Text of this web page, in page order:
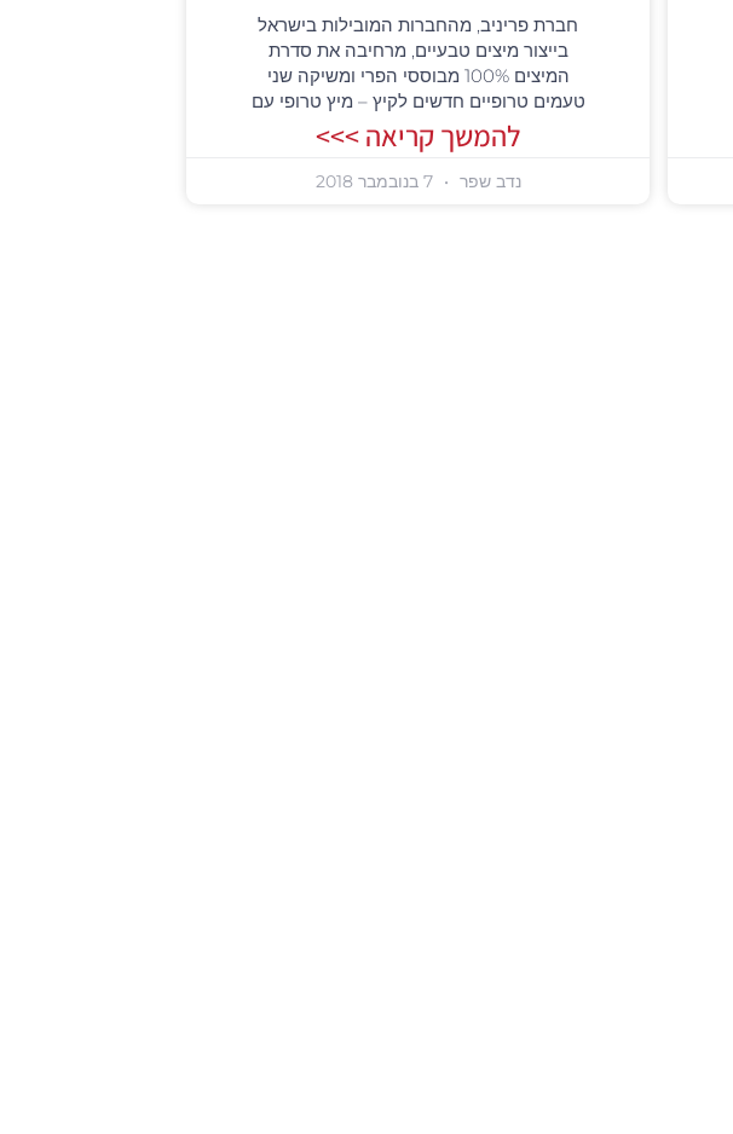
חברת פריניב, מהחברות המובילות בישראל
בייצור מיצים טבעיים, מרחיבה את סדרת
המיצים 100% מבוססי הפרי ומשיקה שני
טעמים טרופיים חדשים לקיץ – מיץ טרופי עם
להמשך קריאה >>>
נדב שפר 7 בנובמבר 2018